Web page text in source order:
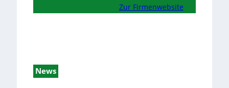
Zur Firmenwebsite
News